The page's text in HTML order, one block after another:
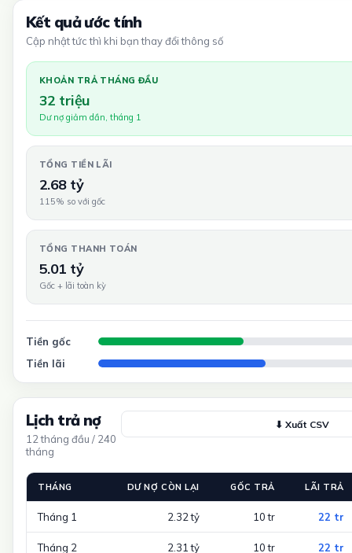
Kết quả ước tính
Cập nhật tức thì khi bạn thay đổi thông số
KHOẢN TRẢ THÁNG ĐẦU
32 triệu
Dư nợ giảm dần, tháng 1
TỔNG TIỀN LÃI
2.68 tỷ
115% so với gốc
TỔNG THANH TOÁN
5.01 tỷ
Gốc + lãi toàn kỳ
Tiền gốc
Tiền lãi
Lịch trả nợ
12 tháng đầu / 240
tháng
⬇ Xuất CSV
THÁNG DƯ NỢ CÒN LẠI GỐC TRẢ LÃI TRẢ
Tháng 1 2.32 tỷ 10 tr 22 tr
Tháng 2 2.31 tỷ 10 tr 22 tr